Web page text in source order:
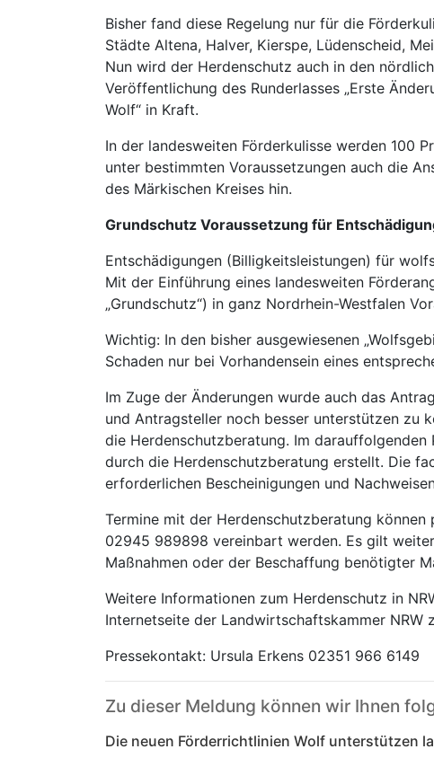
Bisher fand diese Regelung nur für die
Städte Altena, Halver, Kierspe, Lüdenscheid,
Nun wird der Herdenschutz auch in den
Veröffentlichung des Runderlasses „Erste
Wolf“ in Kraft.
In der landesweiten Förderkulisse werden 100
unter bestimmten Voraussetzungen auch die
des Märkischen Kreises hin.
Grundschutz Voraussetzung für
Entschädigungen (Billigkeitsleistungen) für
Mit der Einführung eines landesweiten
„Grundschutz“) in ganz Nordrhein-Westfalen
Wichtig: In den bisher ausgewiesenen
Schaden nur bei Vorhandensein eines
Im Zuge der Änderungen wurde auch das
und Antragsteller noch besser unterstützen zu
die Herdenschutzberatung. Im
durch die Herdenschutzberatung erstellt. Die
erforderlichen Bescheinigungen und
Termine mit der Herdenschutzberatung
02945 989898 vereinbart werden. Es gilt
Maßnahmen oder der Beschaffung benötigter
Weitere Informationen zum Herdenschutz in
Internetseite der Landwirtschaftskammer NRW
Pressekontakt: Ursula Erkens 02351 966 6149
Zu dieser Meldung können wir Ihnen
Die neuen Förderrichtlinien Wolf unterstützen